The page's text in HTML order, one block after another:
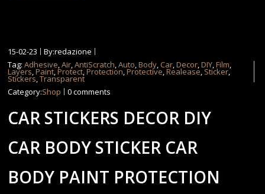
15-02-23
By:redazione
Tag:Adhesive,Air,AntiScratch,Auto,Body, Car,Decor,DIY,Film,
Layers,Paint,Protect,Protection,Protective,Realease, Sticker,
Stickers,Transparent
Category:Shop 0 comments
CAR STICKERS DECOR DIY
CAR BODY STICKER CAR
BODY PAINT PROTECTION